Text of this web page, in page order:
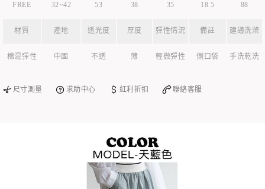
FREE 32~42 53 38 35 18.5 88
材質 產地 透光度 厚度 彈性情況 備註 建議洗滌
棉混彈性 中國 不透 薄 輕微彈性 側口袋 手洗乾洗
尺寸測量 求助中心 紅利折扣 聯絡客服